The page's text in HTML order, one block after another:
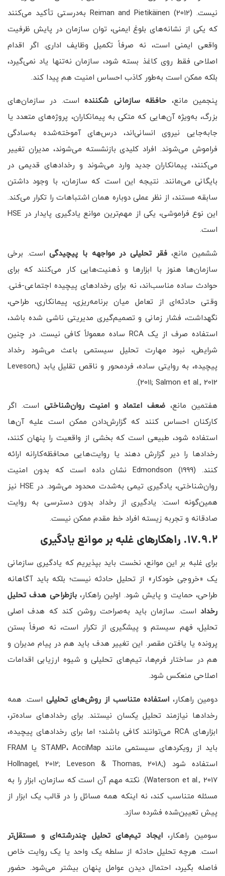
نیست. Reiman and Pietikäinen (2012) به‌درستی تأکید می‌کنند
که یکی از نشانه‌های بلوغ ایمنی، توان سازمان در پایش ظرفیت
واقعی ایمنی است، نه صرفاً تکمیل وظایف اداری. اگر اقدام
اصلاحی فقط روی کاغذ بسته شود، سازمان نه‌تنها یاد نمی‌گیرد،
بلکه ممکن است به‌طور کاذب احساس امنیت هم پیدا کند.
پنجمین مانع، حافظه سازمانی شکنندهاست. در سازمان‌های
بزرگ، به‌ویژه آن‌هایی که متکی به پیمانکاران، پروژه‌های متعدد یا
جابه‌جایی نیروی انسانی‌اند، درس‌های آموخته‌شده به‌سادگی
فراموش می‌شوند. افراد کلیدی بازنشسته می‌شوند، مدیران تغییر
می‌کنند، پیمانکاران جدید وارد می‌شوند و رخدادهای قدیمی در
بایگانی می‌مانند. نتیجه این است که سازمان، با وجود داشتن
سابقه مستند، از نظر عملی دوباره همان اشتباهات را تکرار می‌کند.
این نوع فراموشی، یکی از مهم‌ترین موانع یادگیری پایدار در HSE
است.
ششمین مانع،فقر تحلیلی در مواجهه با پیچیدگیاست. برخی
سازمان‌ها هنوز با ابزارها و ذهنیت‌هایی کار می‌کنند که برای
حوادث ساده مناسب‌اند، نه برای رخدادهای پیچیده اجتماعی-فنی.
وقتی حادثه‌ای از تعامل میان برنامه‌ریزی، پیمانکاری، طراحی،
نگهداشت، فشار زمانی و تصمیم‌گیری مدیریتی ناشی شده باشد،
استفاده صرف از یک RCA ساده معمولاً کافی نیست. در چنین
شرایطی، نبود مهارت تحلیل سیستمی باعث می‌شود رخداد
پیچیده، به روایتی ساده، فردمحور و ناقص تقلیل یابد (Leveson,
2011; Salmon et al., 2012).
هفتمین مانع، ضعف اعتماد و امنیت روان‌شناختی است. اگر
کارکنان احساس کنند که گزارش‌دادن ممکن است علیه آن‌ها
استفاده شود، طبیعی است که بخشی از واقعیت را پنهان کنند،
رخدادها را دیر گزارش دهند یا روایت‌هایی محافظه‌کارانه ارائه
کنند. Edmondson (1999) نشان داده است که بدون امنیت
روان‌شناختی، یادگیری تیمی به‌شدت محدود می‌شود. در HSE نیز
همین‌گونه است: یادگیری از رخداد بدون دسترسی به روایت
صادقانه و تجربه زیسته افراد خط مقدم ممکن نیست.
17.9.2. راهکارهای غلبه بر موانع یادگیری
برای غلبه بر این موانع، نخست باید بپذیریم که یادگیری سازمانی
یک «خروجی خودکار» از تحلیل حادثه نیست؛ بلکه باید آگاهانه
طراحی، حمایت و پایش شود. اولین راهکار،بازطراحی هدف تحلیل
رخداد است. سازمان باید به‌صراحت روشن کند که هدف اصلی
تحلیل، فهم سیستم و پیشگیری از تکرار است، نه صرفاً بستن
پرونده یا یافتن مقصر. این تغییر هدف باید هم در پیام مدیران و
هم در ساختار فرم‌ها، تیم‌های تحلیلی و شیوه ارزیابی اقدامات
اصلاحی منعکس شود.
دومین راهکار، استفاده متناسب از روش‌های تحلیلی است. همه
رخدادها نیازمند تحلیل یکسان نیستند. برای رخدادهای ساده‌تر،
ابزارهای RCA می‌توانند کافی باشند؛ اما برای رخدادهای پیچیده،
باید از رویکردهای سیستمی مانند STAMP، AcciMap یا FRAM
استفاده شود (Hollnagel, 2012; Leveson & Thomas, 2018;
Waterson et al., 2017). نکته مهم آن است که سازمان، ابزار را به
مسئله متناسب کند، نه اینکه همه مسائل را در قالب یک ابزار از
پیش تعیین‌شده فشرده سازد.
سومین راهکار،ایجاد تیم‌های تحلیل چندرشته‌ای و مستقل‌تر
است. هرچه تحلیل حادثه از سلطه یک واحد یا یک روایت خاص
فاصله بگیرد، احتمال دیدن عوامل پنهان بیشتر می‌شود. حضور